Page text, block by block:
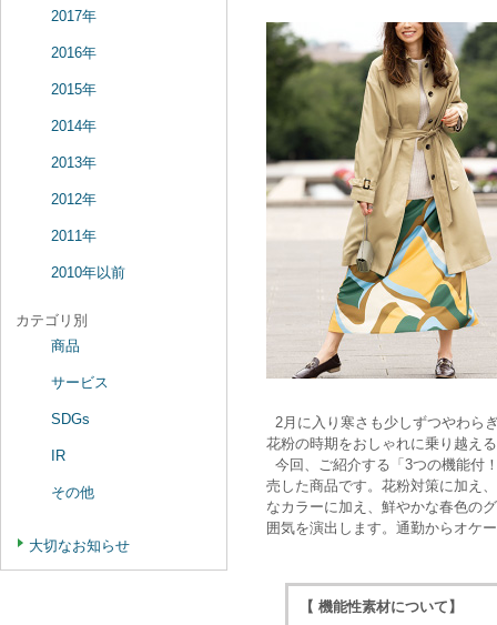
2月に入り寒さも少しずつやわら
花粉の時期をおしゃれに乗り越え
今回、ご紹介する「3つの機能付
売した商品です。花粉対策に加え
なカラーに加え、鮮やかな春色の
囲気を演出します。通勤からオケ
【 機能性素材について】
2017年
2016年
2015年
2014年
2013年
2012年
2011年
2010年以前
カテゴリ別
商品
サービス
SDGs
IR
その他
大切なお知らせ